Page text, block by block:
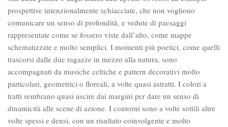
prospettive intenzionalmente schiacciate, che non vogliono
comunicare un senso di profondità, e vedute di paesaggi
rappresentate come se fossero viste dall’alto, come mappe
schematizzate e molto semplici. I momenti più poetici, come quelli
trascorsi dalle due ragazze in mezzo alla natura, sono
accompagnati da musiche celtiche e pattern decorativi molto
particolari, geometrici o floreali, a volte quasi astratti. I colori a
tratti sembrano quasi uscire dai margini per dare un senso di
dinamicità alle scene di azione. I contorni sono a volte sottili altre
volte spessi e densi, con un risultato coinvolgente e molto